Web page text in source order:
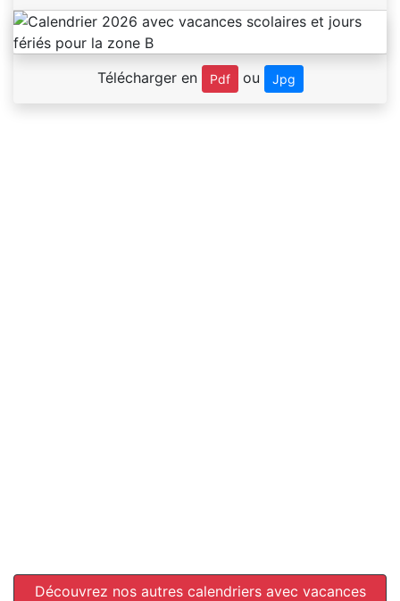
Télécharger en Pdf ou Jpg
Découvrez nos autres calendriers avec vacances